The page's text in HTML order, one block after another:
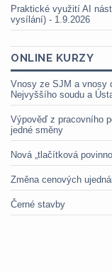
Praktické využití AI
vysílání) - 1.9.2026
ONLINE KURZY
Vnosy ze SJM a vnosy
Nejvyššího soudu a
Výpověď z pracovního
jedné směny
Nová „tlačítková
Změna cenových
Černé stavby